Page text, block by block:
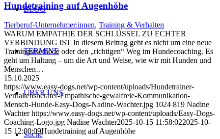
BLOG
TERMINE
ÜBER UNS
Suche
Hundetraining auf Augenhöhe
Tierberuf-Unternehmer:innen, Training & Verhalten
WARUM EMPATHIE DER SCHLÜSSEL ZU ECHTER
VERBINDUNG IST In diesem Beitrag geht es nicht um eine neue
Trainingsmethode oder den „richtigen“ Weg im Hundecoaching. Es
geht um Haltung – um die Art und Weise, wie wir mit Hunden und
Menschen…
15.10.2025
https://www.easy-dogs.net/wp-content/uploads/Hundetrainer-
Verhaltensberater-Empathische-gewalfreie-Kommunikation-
Mensch-Hunde-Easy-Dogs-Nadine-Wachter.jpg 1024 819 Nadine
Wachter https://www.easy-dogs.net/wp-content/uploads/Easy-Dogs-
Coaching-Logo.jpg Nadine Wachter2025-10-15 11:58:022025-10-
15 12:00:09Hundetraining auf Augenhöhe